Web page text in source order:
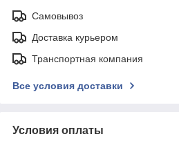
Самовывоз
Доставка курьером
Транспортная компания
Все условия доставки
Условия оплаты